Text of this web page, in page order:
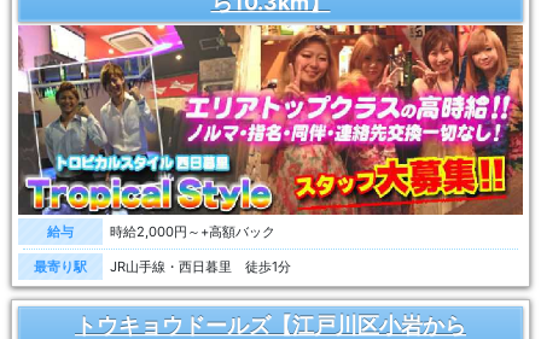
給与 時給2,000円～+高額バック
最寄り駅 JR山手線・西日暮里 徒歩1分
トウキョウドールズ【江戸川区小岩から